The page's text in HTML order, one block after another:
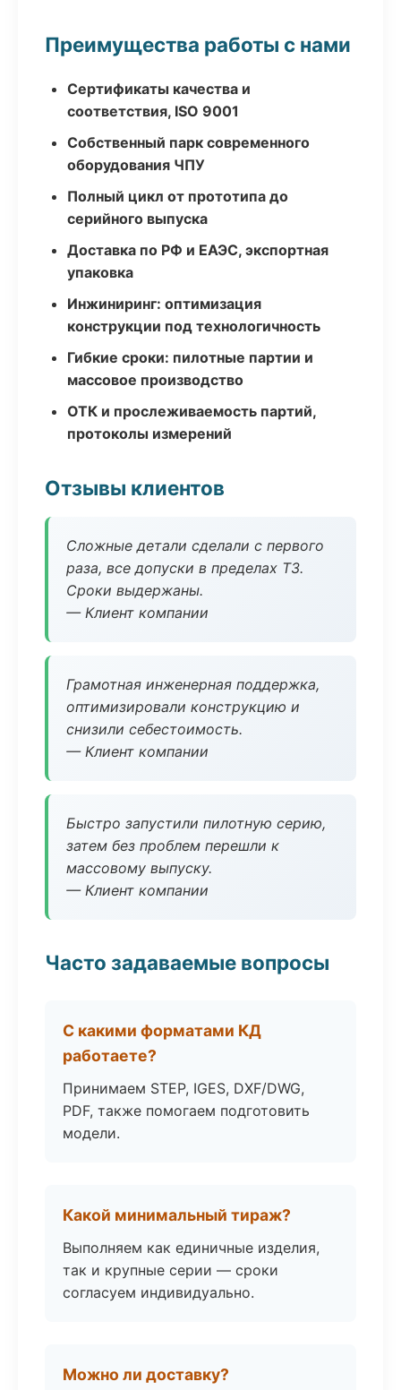
Преимущества работы с нами
Сертификаты качества и
соответствия, ISO 9001
Собственный парк современного
оборудования ЧПУ
Полный цикл от прототипа до
серийного выпуска
Доставка по РФ и ЕАЭС, экспортная
упаковка
Инжиниринг: оптимизация
конструкции под технологичность
Гибкие сроки: пилотные партии и
массовое производство
ОТК и прослеживаемость партий,
протоколы измерений
Отзывы клиентов
Сложные детали сделали с первого
раза, все допуски в пределах ТЗ.
Сроки выдержаны.
— Клиент компании
Грамотная инженерная поддержка,
оптимизировали конструкцию и
снизили себестоимость.
— Клиент компании
Быстро запустили пилотную серию,
затем без проблем перешли к
массовому выпуску.
— Клиент компании
Часто задаваемые вопросы
С какими форматами КД
работаете?
Принимаем STEP, IGES, DXF/DWG,
PDF, также помогаем подготовить
модели.
Какой минимальный тираж?
Выполняем как единичные изделия,
так и крупные серии — сроки
согласуем индивидуально.
Можно ли доставку?